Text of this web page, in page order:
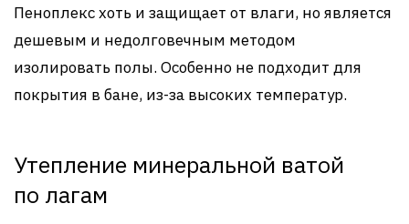
Пеноплекс хоть и защищает от влаги, но является
дешевым и недолговечным методом
изолировать полы. Особенно не подходит для
покрытия в бане, из-за высоких температур.
Утепление минеральной ватой
по лагам